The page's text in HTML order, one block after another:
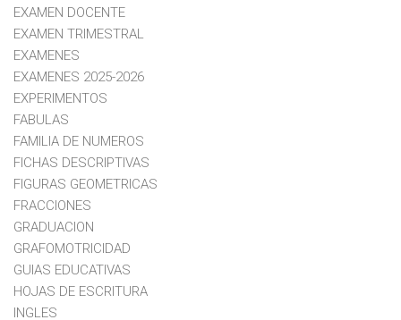
EXAMEN DOCENTE
EXAMEN TRIMESTRAL
EXAMENES
EXAMENES 2025-2026
EXPERIMENTOS
FABULAS
FAMILIA DE NUMEROS
FICHAS DESCRIPTIVAS
FIGURAS GEOMETRICAS
FRACCIONES
GRADUACION
GRAFOMOTRICIDAD
GUIAS EDUCATIVAS
HOJAS DE ESCRITURA
INGLES